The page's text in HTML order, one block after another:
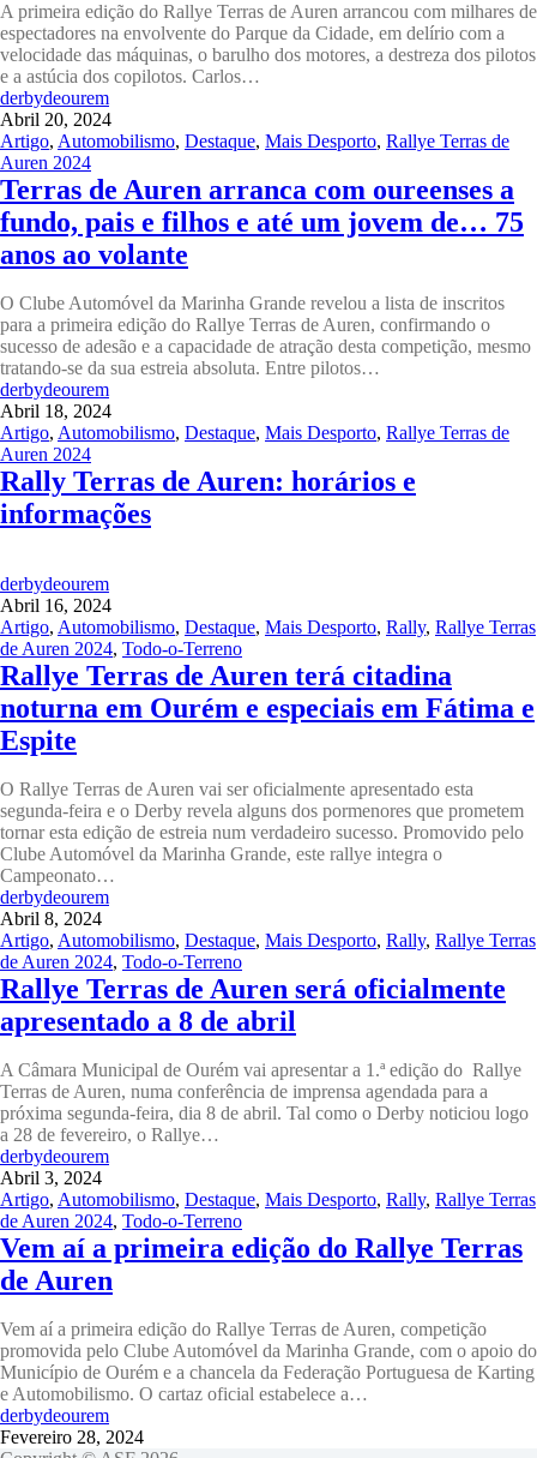
A primeira edição do Rallye Terras de Auren arrancou com milhares de
espectadores na envolvente do Parque da Cidade, em delírio com a
velocidade das máquinas, o barulho dos motores, a destreza dos pilotos
e a astúcia dos copilotos. Carlos…
derbydeourem
Abril 20, 2024
Artigo, Automobilismo, Destaque, Mais Desporto, Rallye Terras de
Auren 2024
Terras de Auren arranca com oureenses a
fundo, pais e filhos e até um jovem de… 75
anos ao volante
O Clube Automóvel da Marinha Grande revelou a lista de inscritos
para a primeira edição do Rallye Terras de Auren, confirmando o
sucesso de adesão e a capacidade de atração desta competição, mesmo
tratando-se da sua estreia absoluta. Entre pilotos…
derbydeourem
Abril 18, 2024
Artigo, Automobilismo, Destaque, Mais Desporto, Rallye Terras de
Auren 2024
Rally Terras de Auren: horários e
informações
derbydeourem
Abril 16, 2024
Artigo, Automobilismo, Destaque, Mais Desporto, Rally, Rallye Terras
de Auren 2024, Todo-o-Terreno
Rallye Terras de Auren terá citadina
noturna em Ourém e especiais em Fátima e
Espite
O Rallye Terras de Auren vai ser oficialmente apresentado esta
segunda-feira e o Derby revela alguns dos pormenores que prometem
tornar esta edição de estreia num verdadeiro sucesso. Promovido pelo
Clube Automóvel da Marinha Grande, este rallye integra o
Campeonato…
derbydeourem
Abril 8, 2024
Artigo, Automobilismo, Destaque, Mais Desporto, Rally, Rallye Terras
de Auren 2024, Todo-o-Terreno
Rallye Terras de Auren será oficialmente
apresentado a 8 de abril
A Câmara Municipal de Ourém vai apresentar a 1.ª edição do Rallye
Terras de Auren, numa conferência de imprensa agendada para a
próxima segunda-feira, dia 8 de abril. Tal como o Derby noticiou logo
a 28 de fevereiro, o Rallye…
derbydeourem
Abril 3, 2024
Artigo, Automobilismo, Destaque, Mais Desporto, Rally, Rallye Terras
de Auren 2024, Todo-o-Terreno
Vem aí a primeira edição do Rallye Terras
de Auren
Vem aí a primeira edição do Rallye Terras de Auren, competição
promovida pelo Clube Automóvel da Marinha Grande, com o apoio do
Município de Ourém e a chancela da Federação Portuguesa de Karting
e Automobilismo. O cartaz oficial estabelece a…
derbydeourem
Fevereiro 28, 2024